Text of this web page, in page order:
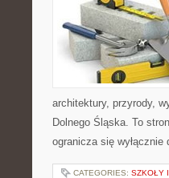
architektury, przyrody,
Dolnego Śląska. To
ogranicza się
CATEGORIES: SZKOŁY